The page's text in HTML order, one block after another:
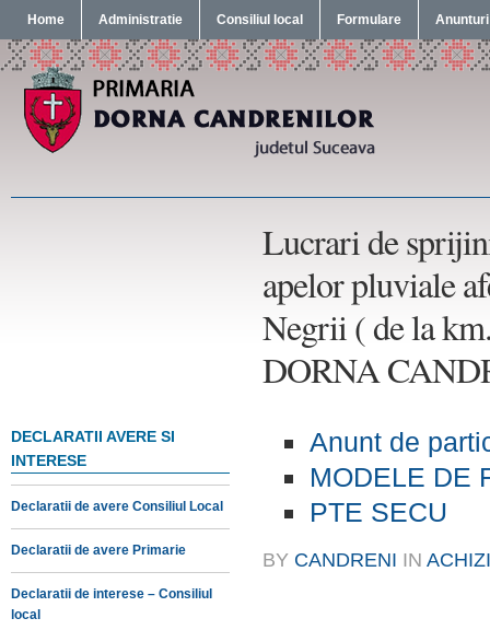
Home Administratie Consiliul local Formulare Anunturi
Lucrari de
apelor pluviale
Negrii ( de la
DORNA
DECLARATII AVERE SI
INTERESE
Declaratii de avere Consiliul Local
Declaratii de avere Primarie
Declaratii de interese – Consiliul
local
Anunt de
MODELE DE
PTE SECU
BY CANDRENI IN